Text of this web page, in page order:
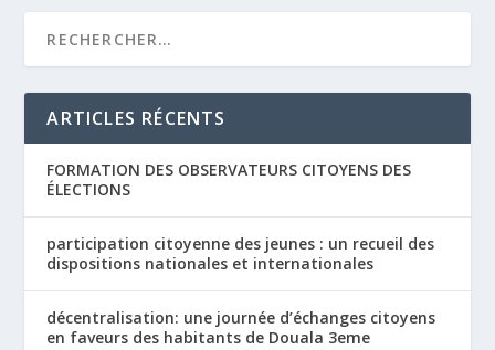
ARTICLES RÉCENTS
FORMATION DES OBSERVATEURS CITOYENS DES
ÉLECTIONS
participation citoyenne des jeunes : un recueil des
dispositions nationales et internationales
décentralisation: une journée d’échanges citoyens
en faveurs des habitants de Douala 3eme